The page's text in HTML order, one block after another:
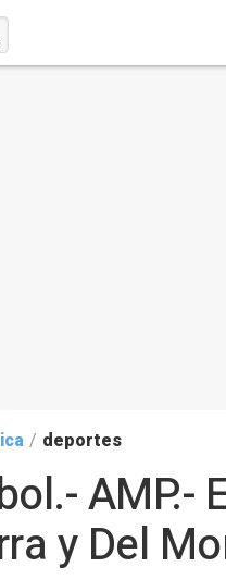
/ deportes
AMP.-
y Del